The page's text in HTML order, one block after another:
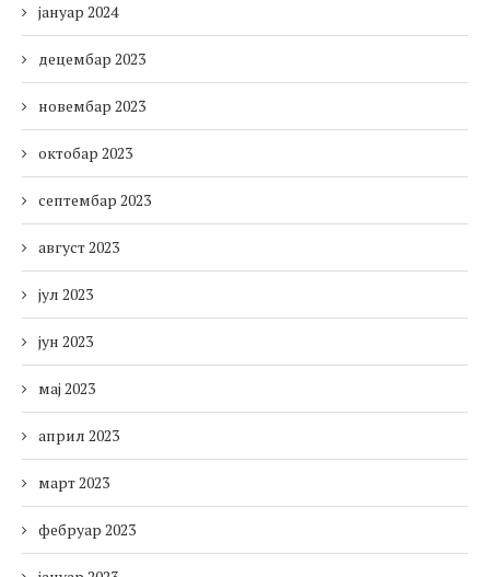
јануар 2024
децембар 2023
новембар 2023
октобар 2023
септембар 2023
август 2023
јул 2023
јун 2023
мај 2023
април 2023
март 2023
фебруар 2023